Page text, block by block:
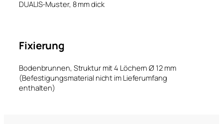
DUALIS-Muster, 8 mm dick
Fixierung
Bodenbrunnen, Struktur mit 4 Löchern Ø 12 mm
(Befestigungsmaterial nicht im Lieferumfang
enthalten)